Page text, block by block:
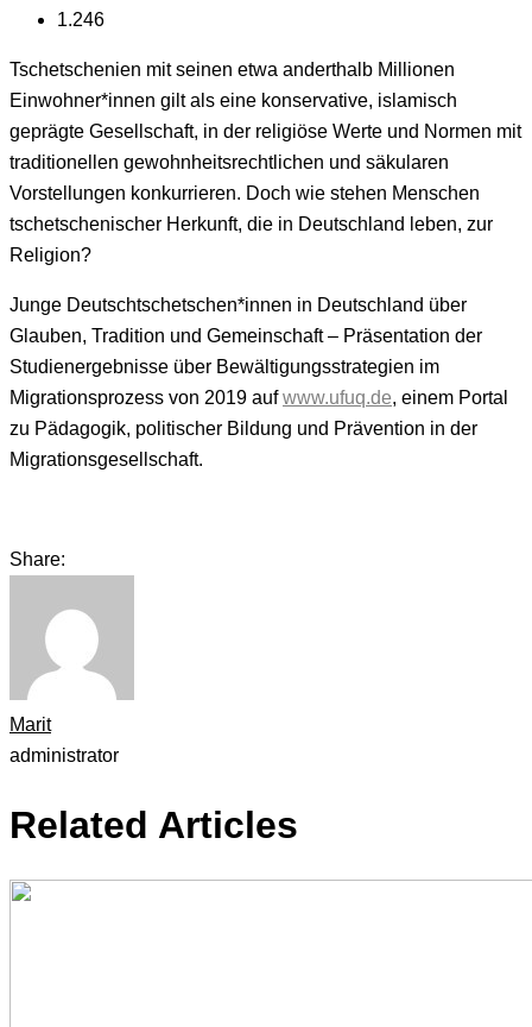
1.246
Tschetschenien mit seinen etwa anderthalb Millionen
Einwohner*innen gilt als eine konservative, islamisch
geprägte Gesellschaft, in der religiöse Werte und Normen mit
traditionellen gewohnheitsrechtlichen und säkularen
Vorstellungen konkurrieren. Doch wie stehen Menschen
tschetschenischer Herkunft, die in Deutschland leben, zur
Religion?
Junge Deutschtschetschen*innen in Deutschland über
Glauben, Tradition und Gemeinschaft – Präsentation der
Studienergebnisse über Bewältigungsstrategien im
Migrationsprozess von 2019 aufwww.ufuq.de, einem Portal
zu Pädagogik, politischer Bildung und Prävention in der
Migrationsgesellschaft.
Share:
Marit
administrator
Related Articles